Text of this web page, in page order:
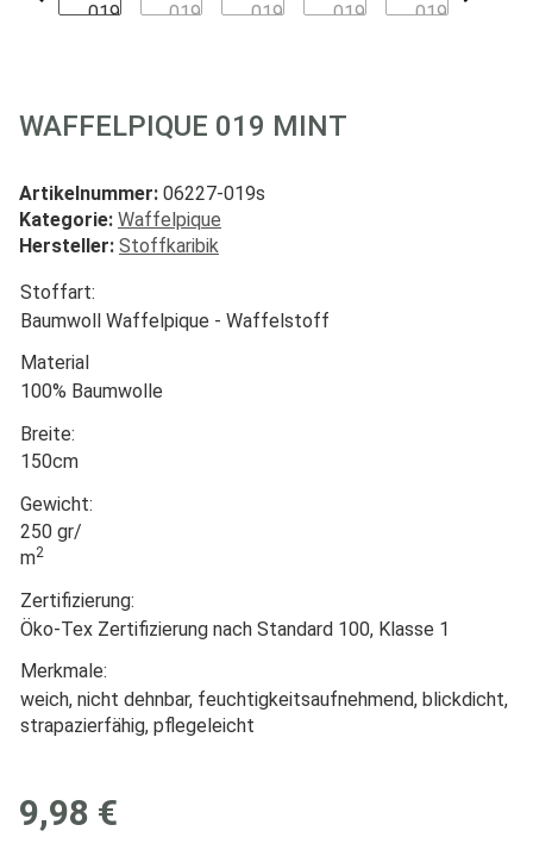
WAFFELPIQUE 019 MINT
Artikelnummer: 06227-019s
Kategorie: Waffelpique
Hersteller: Stoffkaribik
Stoffart:
Baumwoll Waffelpique - Waffelstoff
Material
100% Baumwolle
Breite:
150cm
Gewicht:
250 gr/
m2
Zertifizierung:
Öko-Tex Zertifizierung nach Standard 100, Klasse 1
Merkmale:
weich, nicht dehnbar, feuchtigkeitsaufnehmend, blickdicht,
strapazierfähig, pflegeleicht
9,98 €